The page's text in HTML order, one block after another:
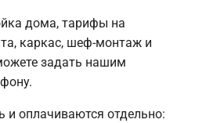
дома, тарифы на
каркас, шеф-монтаж и
задать нашим
и оплачиваются отдельно: